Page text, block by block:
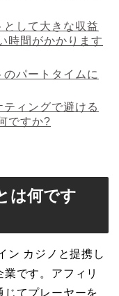
して大きな収益
時間がかかります
パートタイムに
ィングで避ける
ですか?
は何です
ン カジノと提携し
です。アフィリ
てプレーヤーを